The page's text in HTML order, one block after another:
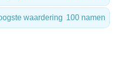
waardering 100 namen